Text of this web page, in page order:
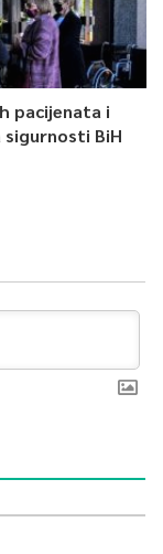
pacijenata i
BiH